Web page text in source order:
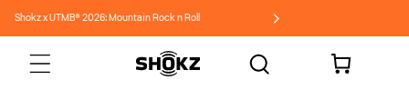
directamente
al contenido
Shokz x UTMB® 2026: Mountain Rock n Roll
Carrito